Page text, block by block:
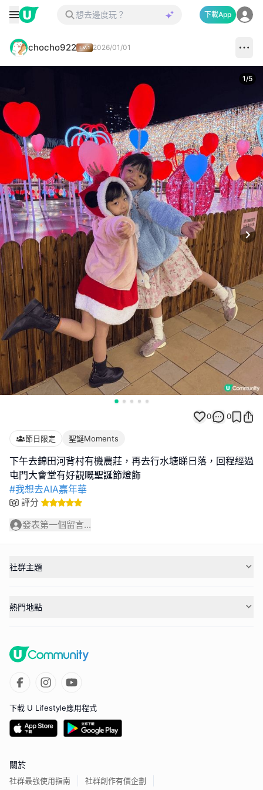
下載App
chocho922 2026/01/01
1/5
0 0
節日限定 聖誕Moments
下午去錦田河背村有機農莊，再去行水塘睇日落，回程經過
#我想去AIA嘉年華
評分
發表第一個留言...
社群主題
熱門地點
下載 U Lifestyle應用程式
關於
社群最強使用指南 社群創作有價企劃